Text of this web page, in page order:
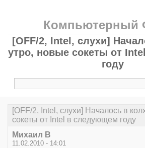
Компьютерный
[OFF/2, Intel, слухи]
утро, новые сокеты от
году
[OFF/2, Intel, слухи] Началось в
сокеты от Intel в следующем году
Михаил В
11.02.2010 - 14:01